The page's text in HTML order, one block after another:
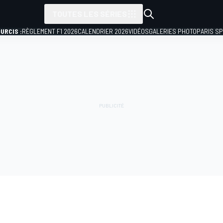
:RÈGLEMENT F1 2026CALENDRIER 2026VIDÉOSGALERIES PHOTOPARIS